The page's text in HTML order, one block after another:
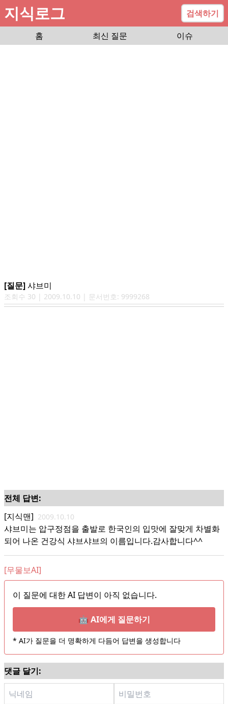
지식로그
검색하기
홈
최신 질문 이슈
[질문]샤브미
조회수 30 | 2009.10.10 | 문서번호: 9999268
전체 답변:
[지식맨] 2009.10.10
샤브미는 압구정점을 출발로 한국인의 입맛에 잘맞게 차별화
되어 나온 건강식 샤브샤브의 이름입니다.감사합니다^^
[무물보AI]
이 질문에 대한 AI 답변이 아직 없습니다.
🤖 AI에게 질문하기
* AI가 질문을 더 명확하게 다듬어 답변을 생성합니다
댓글 달기: